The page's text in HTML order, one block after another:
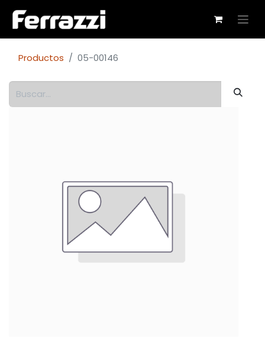
Productos 05-00146